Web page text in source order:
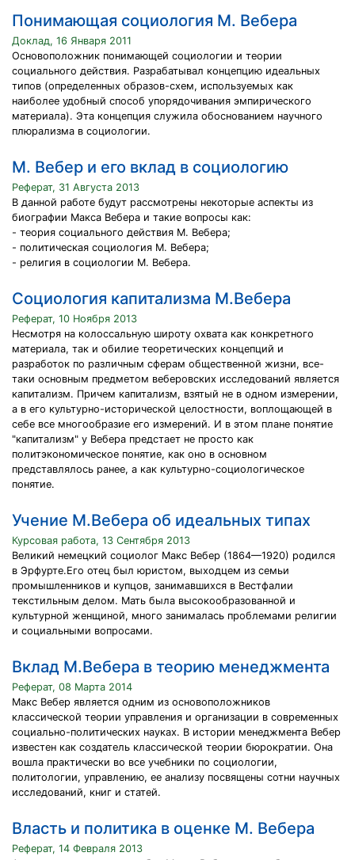
Понимающая социология М. Вебера
Доклад, 16 Января 2011
Основоположник понимающей социологии и теории
социального действия. Разрабатывал концепцию идеальных
типов (определенных образов-схем, используемых как
наиболее удобный способ упорядочивания эмпирического
материала). Эта концепция служила обоснованием научного
плюрализма в социологии.
М. Вебер и его вклад в социологию
Реферат, 31 Августа 2013
В данной работе будут рассмотрены некоторые аспекты из
биографии Макса Вебера и такие вопросы как:
- теория социального действия М. Вебера;
- политическая социология М. Вебера;
- религия в социологии М. Вебера.
Социология капитализма М.Вебера
Реферат, 10 Ноября 2013
Несмотря на колоссальную широту охвата как конкретного
материала, так и обилие теоретических концепций и
разработок по различным сферам общественной жизни, все-
таки основным предметом веберовских исследований является
капитализм. Причем капитализм, взятый не в одном измерении,
а в его культурно-исторической целостности, воплощающей в
себе все многообразие его измерений. И в этом плане понятие
"капитализм" у Вебера предстает не просто как
политэкономическое понятие, как оно в основном
представлялось ранее, а как культурно-социологическое
понятие.
Учение М.Вебера об идеальных типах
Курсовая работа, 13 Сентября 2013
Великий немецкий социолог Макс Вебер (1864—1920) родился
в Эрфурте.Его отец был юристом, выходцем из семьи
промышленников и купцов, занимавшихся в Вестфалии
текстильным делом. Мать была высокообразованной и
культурной женщиной, много занималась проблемами религии
и социальными вопросами.
Вклад М.Вебера в теорию менеджмента
Реферат, 08 Марта 2014
Макс Вебер является одним из основоположников
классической теории управления и организации в современных
социально-политических науках. В истории менеджмента Вебер
известен как создатель классической теории бюрократии. Она
вошла практически во все учебники по социологии,
политологии, управлению, ее анализу посвящены сотни научных
исследований, книг и статей.
Власть и политика в оценке М. Вебера
Реферат, 14 Февраля 2013